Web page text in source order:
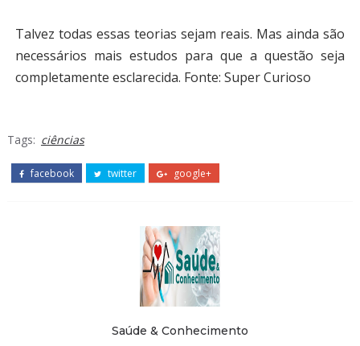
Talvez todas essas teorias sejam reais. Mas ainda são
necessários mais estudos para que a questão seja
completamente esclarecida. Fonte: Super Curioso
Tags: ciências
facebook twitter google+
Saúde & Conhecimento